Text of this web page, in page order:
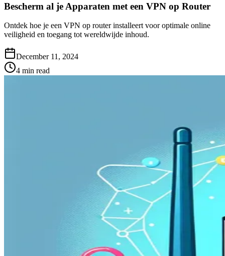
Bescherm al je Apparaten met een VPN op Router
Ontdek hoe je een VPN op router installeert voor optimale online
veiligheid en toegang tot wereldwijde inhoud.
December 11, 2024
4 min read